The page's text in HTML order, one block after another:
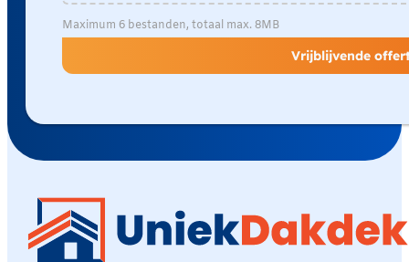
Maximum 6 bestanden, totaal max. 8MB
Vrijblijvende